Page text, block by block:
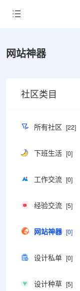
网站神器
社区类目
所有社区 [22]
下班生活 [0]
工作交流 [0]
经验交流 [5]
网站神器 [0]
设计私单 [0]
设计种草 [5]